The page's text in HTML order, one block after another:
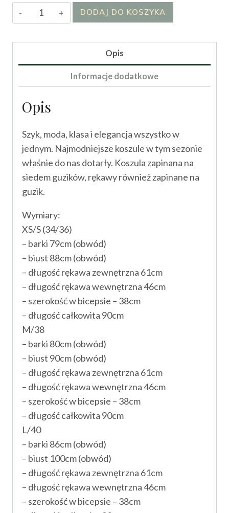
ilość
Koszula/Tunika
DODAJ DO KOSZYKA
Opis
Informacje dodatkowe
Opis
Szyk, moda, klasa i elegancja wszystko w
jednym. Najmodniejsze koszule w tym sezonie
właśnie do nas dotarły. Koszula zapinana na
siedem guzików, rękawy również zapinane na
guzik.
Wymiary:
XS/S (34/36)
– barki 79cm (obwód)
– biust 88cm (obwód)
– długość rękawa zewnętrzna 61cm
– długość rękawa wewnętrzna 46cm
– szerokość w bicepsie – 38cm
– długość całkowita 90cm
M/38
– barki 80cm (obwód)
– biust 90cm (obwód)
– długość rękawa zewnętrzna 61cm
– długość rękawa wewnętrzna 46cm
– szerokość w bicepsie – 38cm
– długość całkowita 90cm
L/40
– barki 86cm (obwód)
– biust 100cm (obwód)
– długość rękawa zewnętrzna 61cm
– długość rękawa wewnętrzna 46cm
– szerokość w bicepsie – 38cm